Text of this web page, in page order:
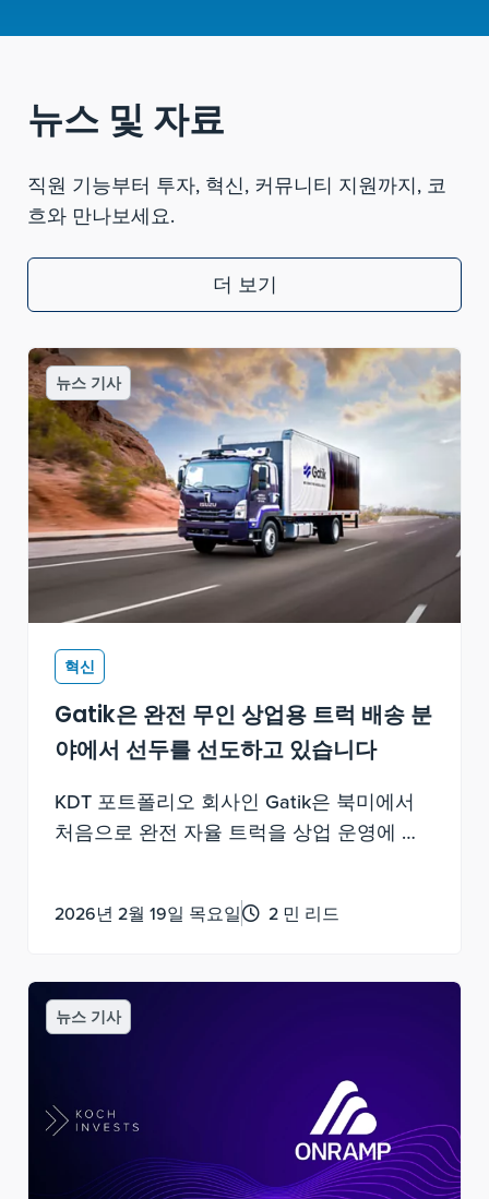
뉴스 및 자료
직원 기능부터 투자, 혁신, 커뮤니티 지원까지, 코
흐와 만나보세요.
더 보기
뉴스 기사
혁신
Gatik은 완전 무인 상업용 트럭 배송 분
야에서 선두를 선도하고 있습니다
KDT 포트폴리오 회사인 Gatik은 북미에서
처음으로 완전 자율 트럭을 상업 운영에 도
2026년 2월 19일 목요일 2 민 리드
뉴스 기사